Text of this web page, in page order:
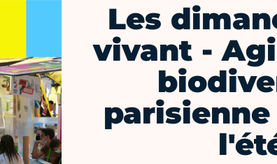
Les
vivant -
parisienne